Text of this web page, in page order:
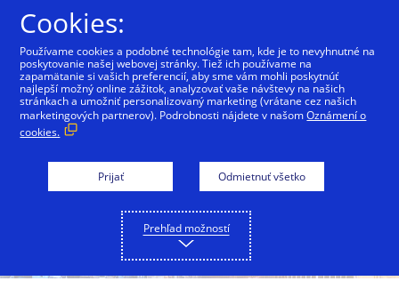
Cookies:
Používame cookies a podobné technológie tam, kde je to nevyhnutné na
poskytovanie našej webovej stránky. Tiež ich používame na
zapamätanie si vašich preferencií, aby sme vám mohli poskytnúť
najlepší možný online zážitok, analyzovať vaše návštevy na našich
stránkach a umožniť personalizovaný marketing (vrátane cez našich
marketingových partnerov). Podrobnosti nájdete v našomOznámení o
cookies.
Prijať Odmietnuť všetko
Prehľad možností